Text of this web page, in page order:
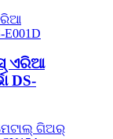
ଏରିଆ
DS-